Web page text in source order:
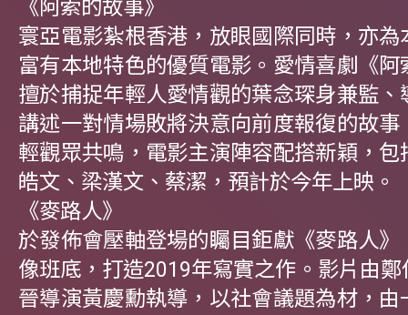
《阿索的故事》
寰亞電影紮根香港，放眼國際同時，亦為
富有本地特色的優質電影。愛情喜劇《阿
擅於捕捉年輕人愛情觀的葉念琛身兼監、
講述一對情場敗將決意向前度報復的故事
輕觀眾共鳴，電影主演陣容配搭新穎，包
皓文、梁漢文、蔡潔，預計於今年上映。
《麥路人》
於發佈會壓軸登場的矚目鉅獻《麥路人》
像班底，打造2019年寫實之作。影片由
晉導演黃慶勳執導，以社會議題為材，由